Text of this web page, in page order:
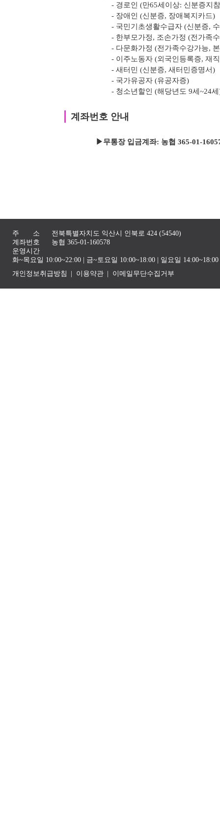
- 경로인 (만65세이상: 신분증지
- 장애인 (신분증, 장애복지카드)
- 국민기초생활수급자 (신분증,
- 한부모가정, 조손가정 (전가족
- 다문화가정 (전가족수강가능,
- 이주노동자 (외국인등록증, 재
- 새터민 (신분증, 새터민증명서)
- 국가유공자 (유공자증)
- 청소년할인 (해당년도 9세~24
계좌번호 안내
▶무통장 입금계좌: 농협 365-01-
주 소
전북특별자치도 익산시 인북로 424 (54540)
계좌번호
농협 365-01-160578
운영시간
화~목요일 10:00~22:00 | 금~토요일 10:00~18:00 | 일요일
개인정보취급방침
이용약관 이메일무단수집거부